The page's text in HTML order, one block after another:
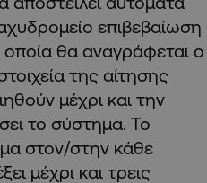
επιβεβαίωση
θα αναγράφεται ο
της αίτησης
μέχρι και την
το σύστημα. Το
στον/στην κάθε
μέχρι και τρεις